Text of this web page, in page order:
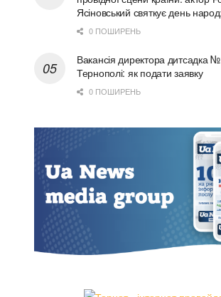
Ясіновський святкує день
0 ПОШИРЕНЬ
Вакансія директора дитсадка
Тернополі: як подати заявку
0 ПОШИРЕНЬ